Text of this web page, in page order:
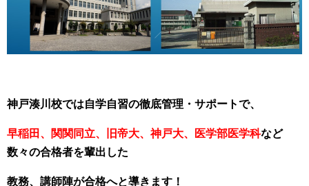
神戸湊川校では自学自習の徹底管理・サポートで、
早稲田、関関同立、旧帝大、神戸大、医学部医学科など
数々の合格者を輩出した
教務、講師陣が合格へと導きます！